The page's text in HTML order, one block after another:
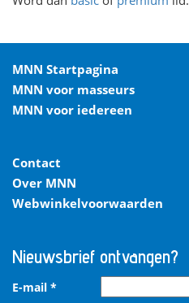
MNN Startpagina
MNN voor masseurs
MNN voor iedereen
Contact
Over MNN
Webwinkelvoorwaarden
Nieuwsbrief ontvangen?
E-mail *